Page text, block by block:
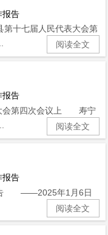
报告
十七届人民代表大会第
阅读全文
报告
会第四次会议上 寿宁
阅读全文
报告
告 ——2025年1月6日
阅读全文